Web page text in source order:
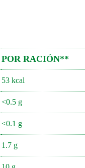
POR RACIÓN**
53 kcal
<0.5 g
<0.1 g
1.7 g